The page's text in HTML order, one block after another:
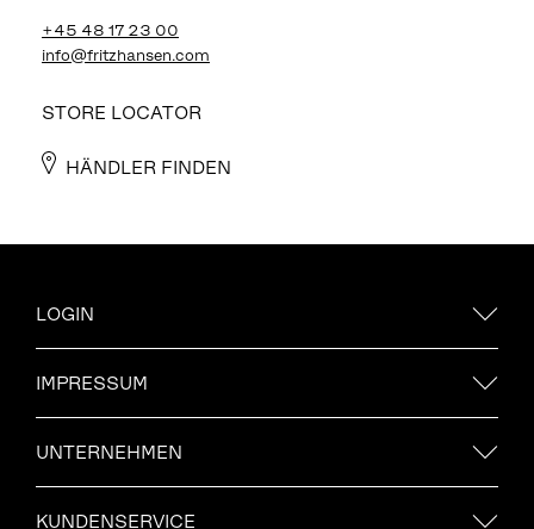
+45 48 17 23 00
info@fritzhansen.com
STORE LOCATOR
HÄNDLER FINDEN
LOGIN
IMPRESSUM
UNTERNEHMEN
KUNDENSERVICE